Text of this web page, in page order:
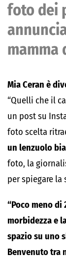
foto dei
mamma
Mia Ceran è
“Quelli che il
un post su
foto scelta
un lenzuolo
foto, la
per spiegare la
“Poco meno di
morbidezza e
spazio su uno
Benvenuto tra